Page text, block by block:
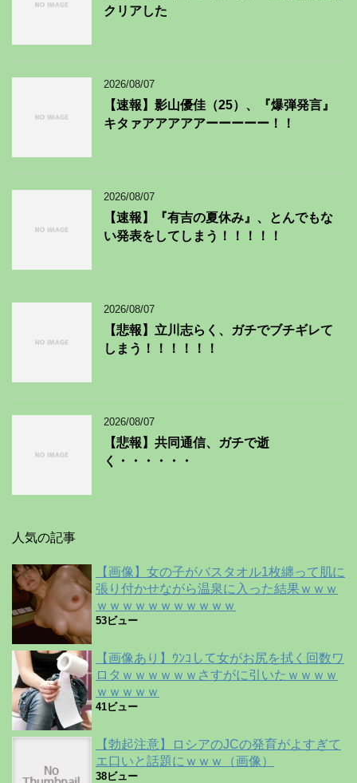
クリアした
2026/08/07
【速報】影山優佳（25）、『爆弾発言』
キタァアアアアアーーーーー！！
2026/08/07
【速報】『有吉の夏休み』、とんでもな
い発表をしてしまう！！！！！
2026/08/07
【悲報】立川志らく、ガチでブチギレて
しまう！！！！！！
2026/08/07
【悲報】共同通信、ガチで逝
く・・・・・・
人気の記事
【画像】女の子がバスタオル1枚纏って肌に
張り付かせながら温泉に入った結果ｗｗｗ
ｗｗｗｗｗｗｗｗｗｗｗ
53ビュー
【画像あり】ｳﾝｺして女がお尻を拭く回数ワ
ロタｗｗｗｗｗｗさすがに引いたｗｗｗｗ
ｗｗｗｗｗ
41ビュー
【勃起注意】ロシアのJCの発育がよすぎて
エ口いと話題にｗｗｗ（画像）
38ビュー